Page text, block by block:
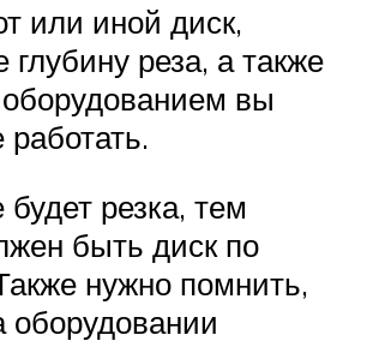
или иной диск,
глубину реза, а также
вы
работать.
резка, тем
быть диск по
нужно помнить,
оборудовании